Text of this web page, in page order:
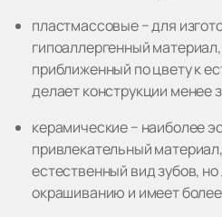
пластмассовые − для
гипоаллергенный
приближенный по цвету к
делает конструкции менее
керамические − наиболее
привлекательный
естественный вид зубов,
окрашиванию и имеет